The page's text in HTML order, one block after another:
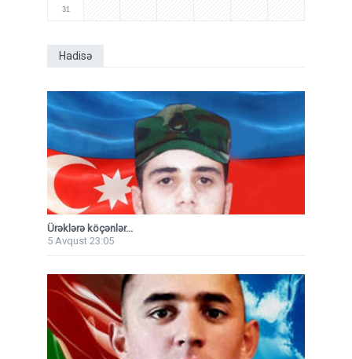
31
Hadisə
Ürəklərə köçənlər...
5 Avqust 23:05